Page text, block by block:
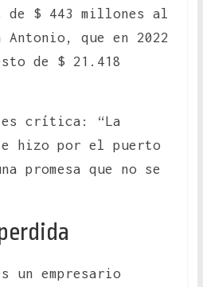
de $ 443 millones al
Antonio, que en 2022
de $ 21.418
es crítica: “La
hizo por el puerto
promesa que no se
un empresario